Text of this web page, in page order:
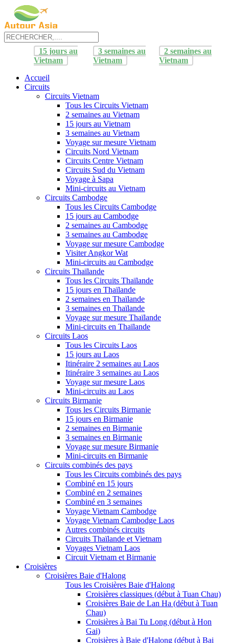
15 jours au
Vietnam
3 semaines au
Vietnam
2 semaines au
Vietnam
Accueil
Circuits
Circuits Vietnam
Tous les Circuits Vietnam
2 semaines au Vietnam
15 jours au Vietnam
3 semaines au Vietnam
Voyage sur mesure Vietnam
Circuits Nord Vietnam
Circuits Centre Vietnam
Circuits Sud du Vietnam
Voyage à Sapa
Mini-circuits au Vietnam
Circuits Cambodge
Tous les Circuits Cambodge
15 jours au Cambodge
2 semaines au Cambodge
3 semaines au Cambodge
Voyage sur mesure Cambodge
Visiter Angkor Wat
Mini-circuits au Cambodge
Circuits Thaïlande
Tous les Circuits Thaïlande
15 jours en Thaïlande
2 semaines en Thaïlande
3 semaines en Thaïlande
Voyage sur mesure Thaïlande
Mini-circuits en Thaïlande
Circuits Laos
Tous les Circuits Laos
15 jours au Laos
Itinéraire 2 semaines au Laos
Itinéraire 3 semaines au Laos
Voyage sur mesure Laos
Mini-circuits au Laos
Circuits Birmanie
Tous les Circuits Birmanie
15 jours en Birmanie
2 semaines en Birmanie
3 semaines en Birmanie
Voyage sur mesure Birmanie
Mini-circuits en Birmanie
Circuits combinés des pays
Tous les Circuits combinés des pays
Combiné en 15 jours
Combiné en 2 semaines
Combiné en 3 semaines
Voyage Vietnam Cambodge
Voyage Vietnam Cambodge Laos
Autres combinés circuits
Circuits Thaïlande et Vietnam
Voyages Vietnam Laos
Circuit Vietnam et Birmanie
Croisières
Croisières Baie d'Halong
Tous les Croisières Baie d'Halong
Croisières classiques (début à Tuan Chau)
Croisières Baie de Lan Ha (début à Tuan
Chau)
Croisières à Bai Tu Long (début à Hon
Gai)
Croisières à Baie d'Halong (début à Bai